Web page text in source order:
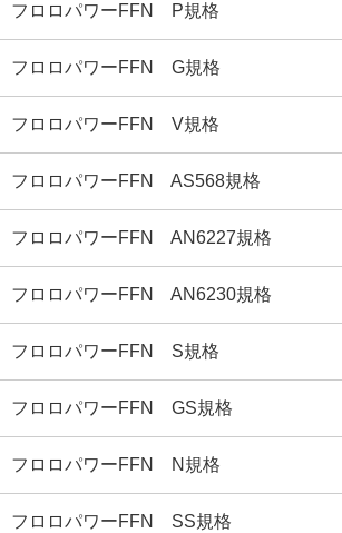
フロロパワーFFN P規格
フロロパワーFFN G規格
フロロパワーFFN V規格
フロロパワーFFN AS568規格
フロロパワーFFN AN6227規格
フロロパワーFFN AN6230規格
フロロパワーFFN S規格
フロロパワーFFN GS規格
フロロパワーFFN N規格
フロロパワーFFN SS規格